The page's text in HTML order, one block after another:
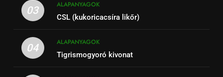
03
ALAPANYAGOK
CSL (kukoricacsíra likőr)
04
ALAPANYAGOK
Tigrismogyoró kivonat